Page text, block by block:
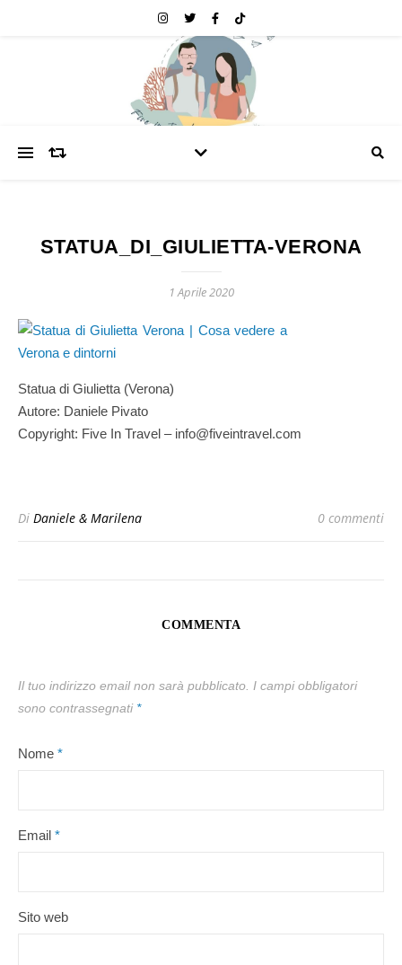
STATUA_DI_GIULIETTA-VERONA
1 Aprile 2020
Statua di Giulietta (Verona)
Autore: Daniele Pivato
Copyright: Five In Travel – info@fiveintravel.com
Di Daniele & Marilena 0 commenti
COMMENTA
Il tuo indirizzo email non sarà pubblicato. I campi obbligatori
sono contrassegnati *
Nome *
Email *
Sito web